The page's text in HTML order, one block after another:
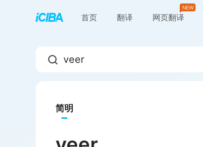
首页 翻译 网页翻译
简明